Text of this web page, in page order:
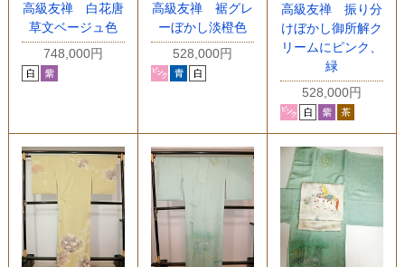
高級友禅 白花唐
草文ベージュ色
748,000円
高級友禅 裾グレ
ーぼかし淡橙色
528,000円
高級友禅 振り分
けぼかし御所解ク
リームにピンク、
緑
528,000円